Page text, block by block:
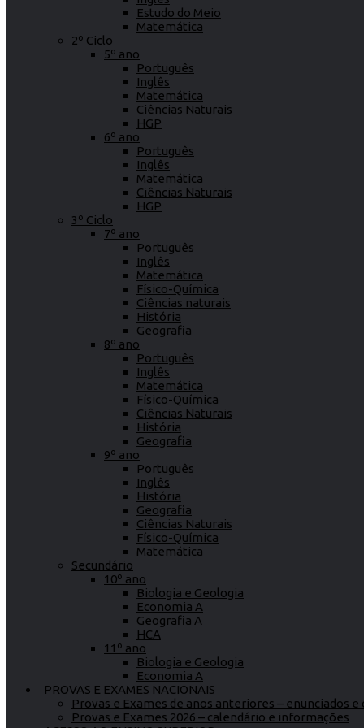
Estudo do Meio
Matemática
2º Ciclo
5º ano
Português
Inglês
Matemática
Ciências Naturais
HGP
6º ano
Português
Inglês
Matemática
Ciências Naturais
HGP
3º Ciclo
7º ano
Português
Inglês
Matemática
Físico-Química
Ciências naturais
História
Geografia
8º ano
Português
Inglês
Matemática
Físico-Química
Ciências Naturais
História
Geografia
9º ano
Português
Inglês
História
Geografia
Ciências Naturais
Físico-Química
Matemática
Secundário
10º ano
Biologia e Geologia
Economia A
Geografia A
HCA
11º ano
Biologia e Geologia
Economia A
PROVAS E EXAMES NACIONAIS
Provas e Exames de anos anteriores – enunciados
Provas e Exames 2026 – calendário e informações